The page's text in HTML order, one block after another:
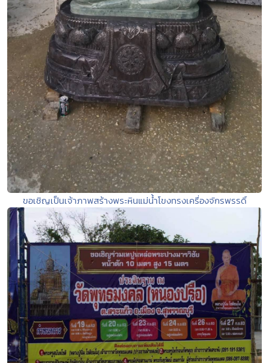
ขอเชิญเป็นเจ้าภาพสร้างพระหินแม่น้ำโขงทรงเครื่องจักรพรรดิ์